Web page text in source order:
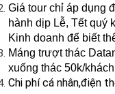
Giá tour chỉ áp dụng
hành dịp Lễ, Tết quý
Kinh doanh để biết
Máng trượt thác
xuống thác 50k/khách
Chi phí cá nhân,điện